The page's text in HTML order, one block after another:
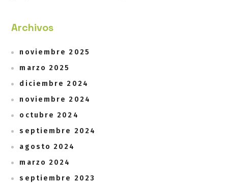
Archivos
noviembre 2025
marzo 2025
diciembre 2024
noviembre 2024
octubre 2024
septiembre 2024
agosto 2024
marzo 2024
septiembre 2023